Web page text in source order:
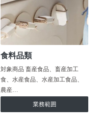
食料品類
対象商品 畜産食品、畜産加工
食、水産食品、水産加工食品、
農産…
業務範囲